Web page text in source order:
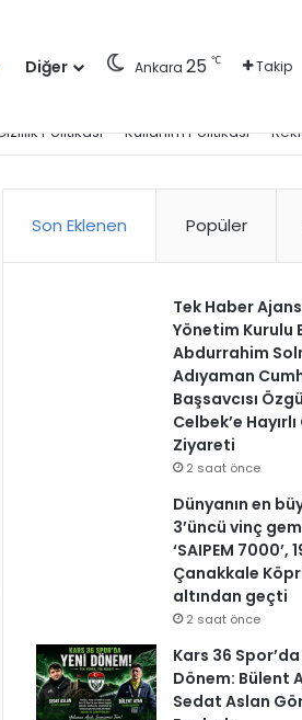
Diğer Ankara 25 ℃ Takip
Politikası Kullanım Politikası
Son Eklenen Popüler
Tek Haber
Yönetim Kurulu
Abdurrahim
Adıyaman
Başsavcısı
Celbek’e
Ziyareti
2 saat önce
Dünyanın en
3’üncü vinç
‘SAIPEM 7000’,
Çanakkale
altından geçti
2 saat önce
Kars 36 Spor’da
Dönem: Bülent
Sedat Aslan